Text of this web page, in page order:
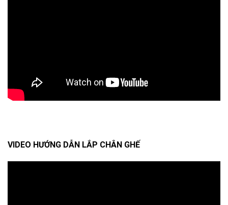
VIDEO HƯỚNG DẪN LẮP CHÂN GHẾ